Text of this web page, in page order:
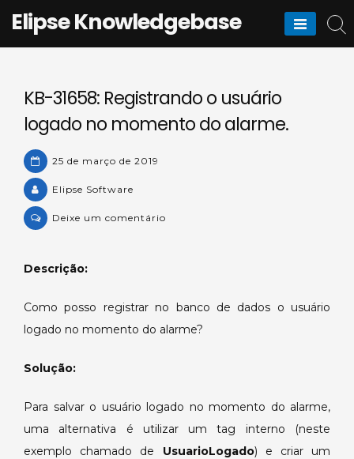
Elipse Knowledgebase
KB-31658: Registrando o usuário
logado no momento do alarme.
25 de março de 2019
Elipse Software
Deixe um comentário
usuário
logado
alarme.
Descrição:
Como posso registrar no banco de dados o usuário
logado no momento do alarme?
Solução:
Para salvar o usuário logado no momento do alarme,
uma alternativa é utilizar um tag interno (neste
exemplo chamado de UsuarioLogado) e criar um